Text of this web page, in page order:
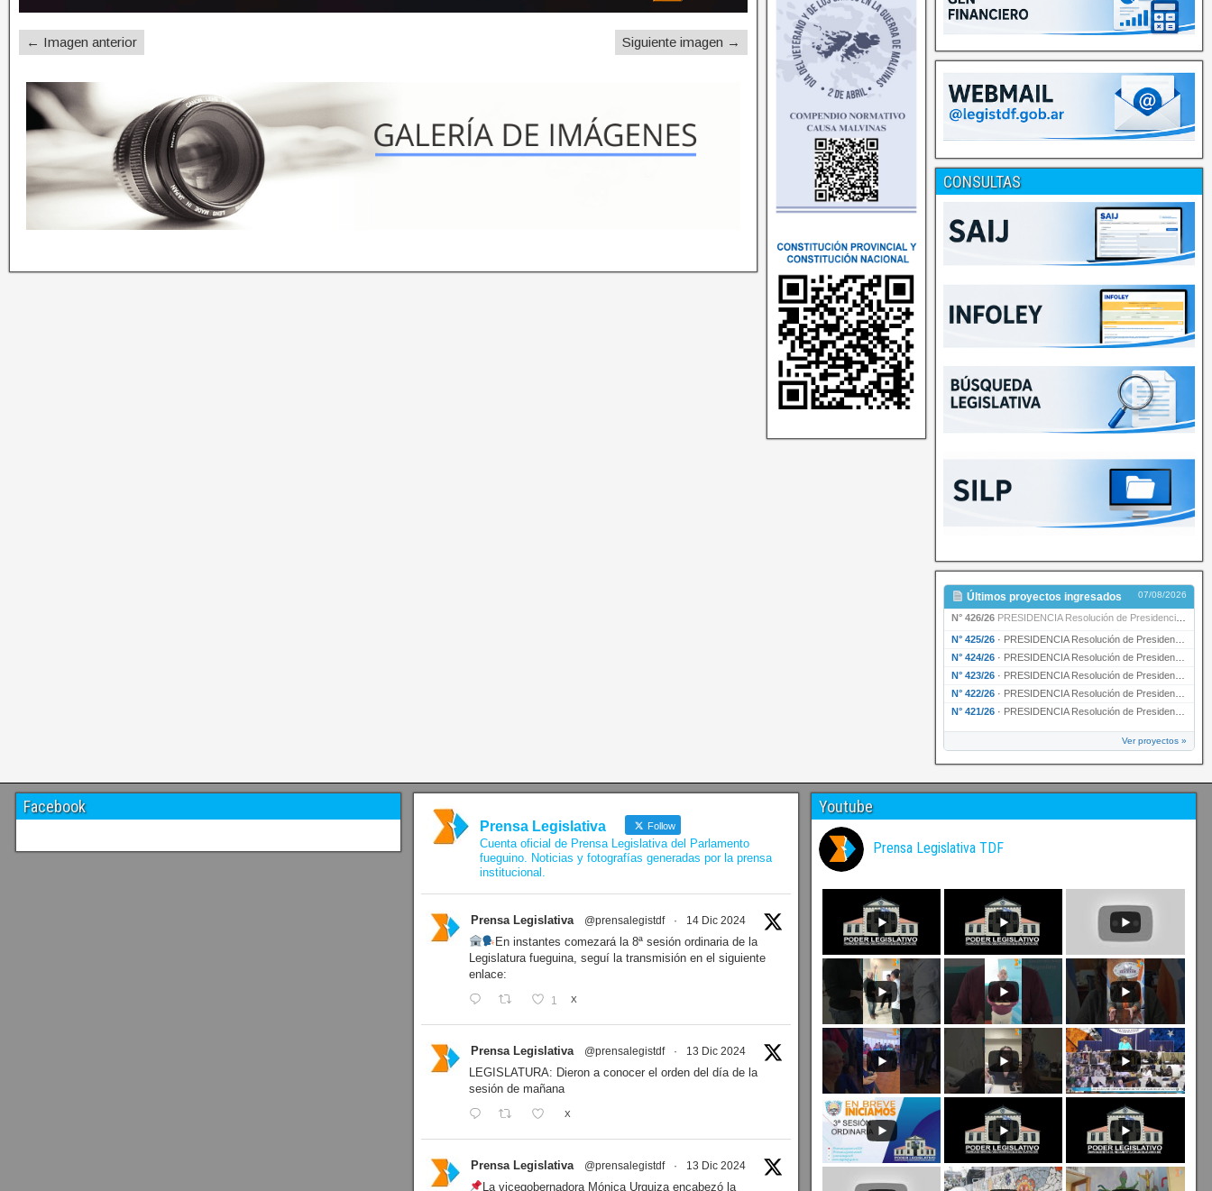
← Imagen anterior Siguiente imagen →
CONSULTAS
Últimos proyectos ingresados 07/08/2026
N° 426/26 PRESIDENCIA Resolución de Presidencia N° 216/26 declarando de interés provincial la labor …
N° 425/26 · PRESIDENCIA Resolución de Presidencia N° 212/26 declarando de interés provincial el “50° A…
N° 424/26 · PRESIDENCIA Resolución de Presidencia Nº 210/26 declarando de interés provincial el proyec…
N° 423/26 · PRESIDENCIA Resolución de Presidencia Nº 209/26 declarando de interés provincial la presen…
N° 422/26 · PRESIDENCIA Resolución de Presidencia N° 200/26 para su ratificación.
N° 421/26 · PRESIDENCIA Resolución de Presidencia N° 199/26 para su ratificación.
Ver proyectos »
Facebook
Prensa Legislativa Follow
Cuenta oficial de Prensa Legislativa del Parlamento
fueguino. Noticias y fotografías generadas por la prensa
institucional.
Prensa Legislativa @prensalegistdf · 14 Dic 2024
En instantes comezará la 8ª sesión ordinaria de la
Legislatura fueguina, seguí la transmisión en el siguiente
enlace:
1 X
Prensa Legislativa @prensalegistdf · 13 Dic 2024
LEGISLATURA: Dieron a conocer el orden del día de la
sesión de mañana
X
Prensa Legislativa @prensalegistdf · 13 Dic 2024
La vicegobernadora Mónica Urquiza encabezó la
Youtube
Prensa Legislativa TDF